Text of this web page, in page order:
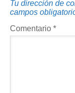
Tu dirección de
campos
Comentario *